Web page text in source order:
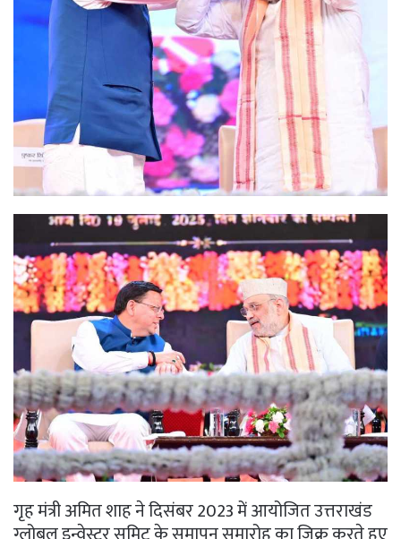
गृह मंत्री अमित शाह ने दिसंबर 2023 में आयोजित उत्तराखंड